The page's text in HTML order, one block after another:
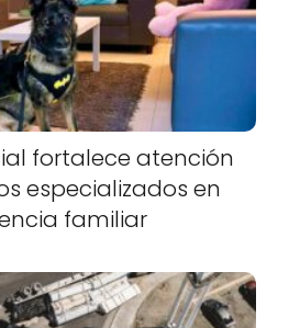
fortalece atención
especializados en
familiar